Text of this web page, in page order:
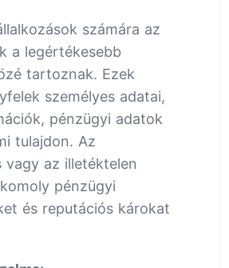
számára az
a legértékesebb
tartoznak. Ezek
személyes adatai,
pénzügyi adatok
tulajdon. Az
vagy az illetéktelen
pénzügyi
és reputációs károkat